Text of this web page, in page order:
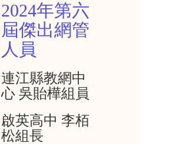
2024年第六
屆傑出網管
人員
連江縣教網中
心 吳貽樺組員
啟英高中 李栢
松組長